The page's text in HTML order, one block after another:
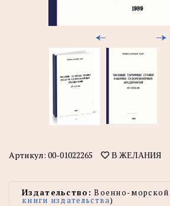
Артикул: 00-01022265 В ЖЕЛАНИЯ
Издательство: Военно-
книги издательства)